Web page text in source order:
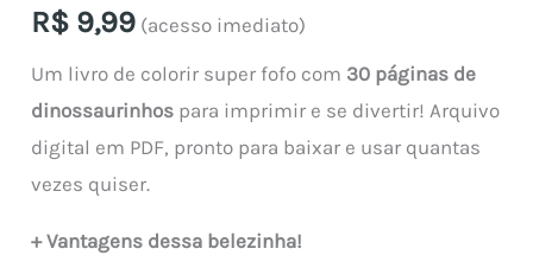
R$ 9,99 (acesso imediato)
Um livro de colorir super fofo com 30 páginas de
dinossaurinhos para imprimir e se divertir! Arquivo
digital em PDF, pronto para baixar e usar quantas
vezes quiser.
+ Vantagens dessa belezinha!